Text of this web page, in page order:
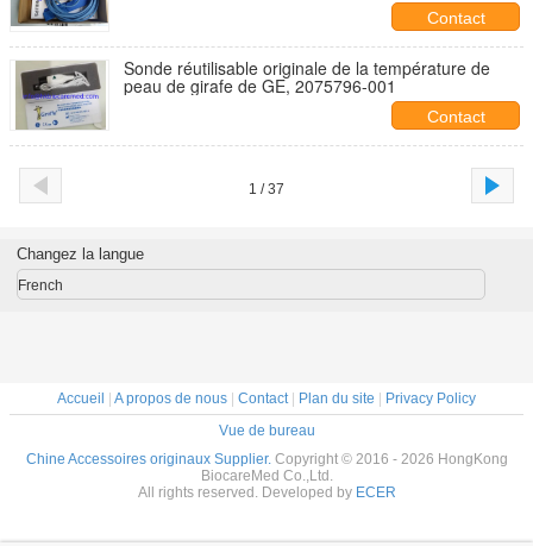
Contact
Sonde réutilisable originale de la température de
peau de girafe de GE, 2075796-001
Contact
1 / 37
Changez la langue
French
Accueil A propos de nous Contact| Plan du site
Privacy Policy
Vue de bureau
Chine Accessoires originaux Supplier. Copyright © 2016 - 2026 HongKong
BiocareMed Co.,Ltd.
All rights reserved. Developed by ECER